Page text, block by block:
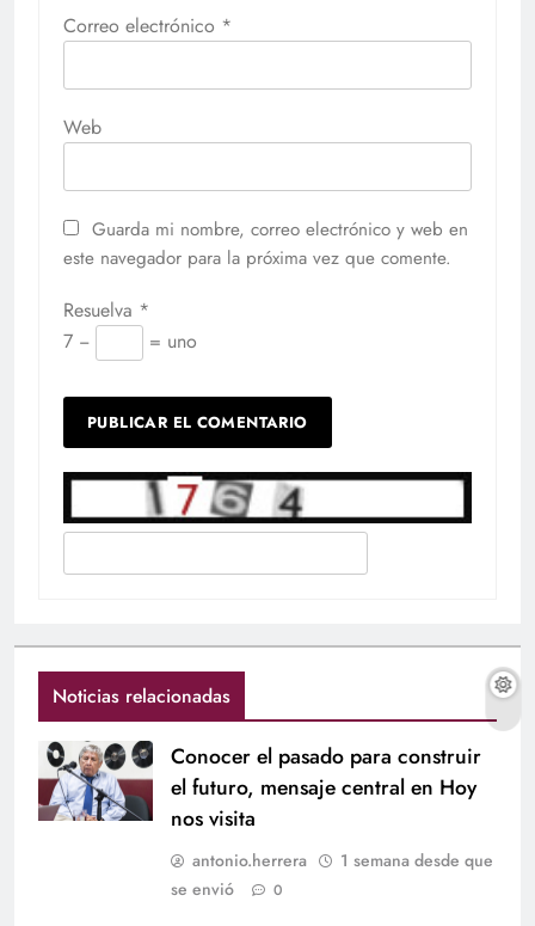
Correo electrónico *
Web
Guarda mi nombre, correo electrónico y web en
este navegador para la próxima vez que comente.
Resuelva *
7 −
= uno
Noticias relacionadas
Conocer el pasado para construir
el futuro, mensaje central en Hoy
nos visita
antonio.herrera
1 semana desde que
se envió
0